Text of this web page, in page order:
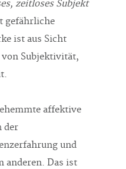
zeitloses Subjekt
gefährliche
ist aus Sicht
Subjektivität,
affektive
der
und
anderen. Das ist